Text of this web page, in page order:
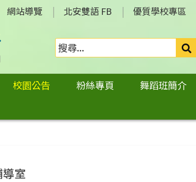
網站導覽 北安雙語 FB 優質學校專區
校園公告 粉絲專頁 舞蹈班簡介
導室